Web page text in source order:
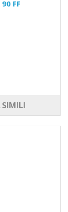
FF
SIMILI